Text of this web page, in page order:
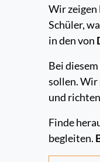
Wir zeigen
Schüler,
in den von
Bei
sollen. Wir
und
Finde
begleiten.